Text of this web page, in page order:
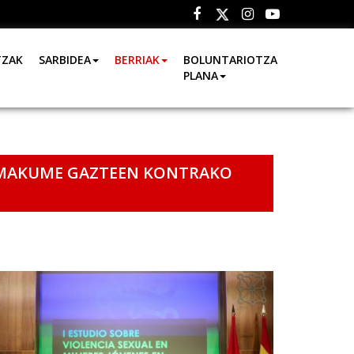
Facebook
Twitter
Instagram
Youtube
SARBIDEA BERRIAK
BOLUNTARIOTZA
PLANA
GAZTEEN KONTRAKO